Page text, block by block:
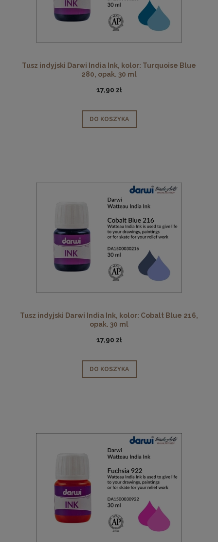
Tusz indyjski Darwi India Ink, kolor: Turquoise Blue
280, opak. 30 ml
17,90 zł
DO KOSZYKA
Tusz indyjski Darwi India Ink, kolor: Cobalt Blue 216,
opak. 30 ml
17,90 zł
DO KOSZYKA